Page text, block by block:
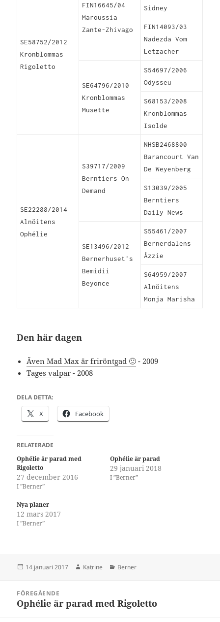
SE58752/2012
Kronblommas
Rigoletto
FIN16645/04
Maroussia
Zante-Zhivago
Sidney
FIN14093/03
Nadezda Vom
Letzacher
SE64796/2010
Kronblommas
Musette
S54697/2006
Odysseu
S68153/2008
Kronblommas
Isolde
SE22288/2014
Alnöitens
Ophélie
S39717/2009
Berntiers On
Demand
NHSB2468800
Barancourt Van
De Weyenberg
S13039/2005
Berntiers
Daily News
SE13496/2012
Bernerhuset's
Bemidii
Beyonce
S55461/2007
Bernerdalens
Åzzie
S64959/2007
Alnöitens
Monja Marisha
Den här dagen
Även Mad Max är friröntgad 🙂 - 2009
Tages valpar - 2008
DELA DETTA:
X Facebook
RELATERADE
Ophélie är parad med
Rigoletto
27 december 2016
I ”Berner”
Ophélie är parad
29 januari 2018
I ”Berner”
Nya planer
12 mars 2017
I ”Berner”
Postat
14 januari 2017 Författare
Katrine Kategorier
Berner
FÖREGÅENDE
Föregående
Ophélie är parad med Rigoletto